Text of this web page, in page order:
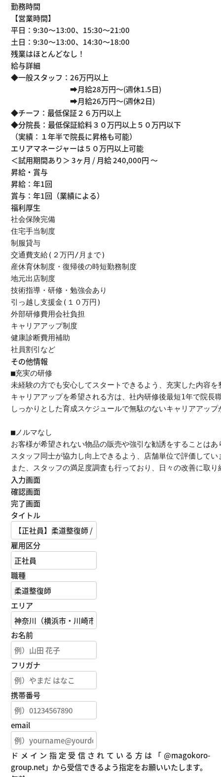
勤務時間
【営業時間】
平日：9:30～13:00、15:30～21:00
土日：9:30～13:00、14:30～18:00
残業はほとんどなし！
給与詳細
◆一般スタッフ：26万円以上
➡月給28万円～(週休1.5日)
➡月給26万円～(週休2日)
◆チーフ：最低保証２６万円以上
◆分院長：最低保証給料３０万円以上５０万円以下
（実績：１年半で院長に昇格も可能）
エリアマネージャーは５０万円以上可能
＜試用期間あり＞ 3ヶ月 / 月給 240,000円 〜
昇給・賞与
昇給：年1回
賞与：年1回（業績による）
福利厚生
社会保険完備
住宅手当制度
制服貸与
交通費支給(２万円/月まで)
産休育休制度・復帰後の時短勤務制度
地元出店制度
技術指導・研修・勉強会あり
引っ越し支援金(１０万円)
外部研修費用会社負担
キャリアアップ制度
健康診断費用補助
社員割引など
その他情報
■充実の研修
未経験の方でも安心してスタートできるよう、充実した内容
キャリアアップを希望される方は、社内研修後最短1年で院長
しっかりとした育成スケジュールで無駄のないキャリアアップ
■ノルマなし
お客様が希望されない物品の販売や強引な勧誘をすることはあ
スタッフ同士が協力し向上できるよう、店舗単位で評価してい
また、スタッフの満足度調査も行っており、日々の改善に取
入力画面
確認画面
完了画面
タイトル
雇用区分
職種
エリア
お名前
フリガナ
携帯番号
email
ドメイン指定受信されている方は「@magokoro-
group.net」から受信できるよう指定をお願いいたします。